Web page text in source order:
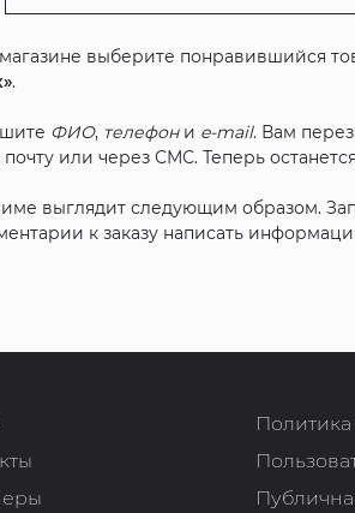
выберите понравившийся
.
ФИО, телефони e-mail. Вам
или через СМС. Теперь
выглядит следующим образом.
к заказу написать